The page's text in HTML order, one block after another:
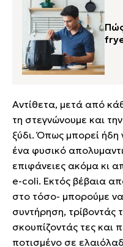
Αντίθετα, μετά από
τη στεγνώνουμε και
ξύδι. Όπως μπορεί ήδη
ένα φυσικό
επιφάνειες ακόμα κι
e-coli. Εκτός βέβαια
στο τόσο- μπορούμε
συντήρηση, τρίβοντάς
σκουπίζοντάς τες και
ποτισμένο σε